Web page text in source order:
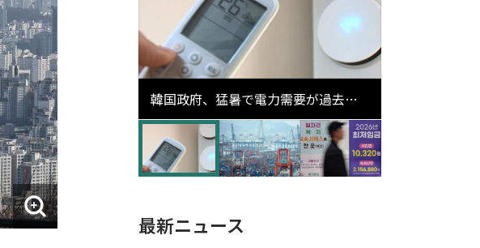
韓国政府、猛暑で電力需要が過去最
高更新の可能性に需給対応体制を点
検
最新ニュース